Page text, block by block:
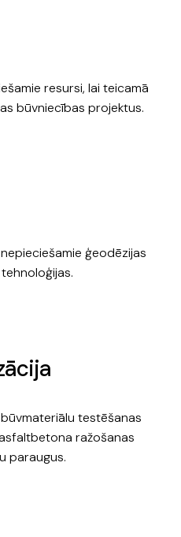
resursi, lai teicamā
būvniecības projektus.
ģeodēzijas
testēšanas
ražošanas
paraugus.